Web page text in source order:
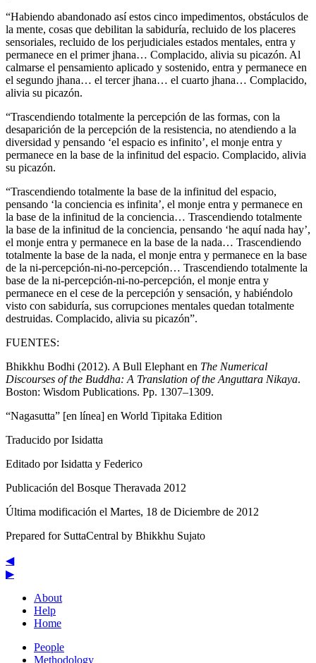
“Habiendo abandonado así estos cinco impedimentos, obstáculos de
la mente, cosas que debilitan la sabiduría, recluido de los placeres
sensoriales, recluido de los perjudiciales estados mentales, entra y
permanece en el primer jhana… Complacido, alivia su picazón. Al
calmarse el pensamiento aplicado y sostenido, entra y permanece en
el segundo jhana… el tercer jhana… el cuarto jhana… Complacido,
alivia su picazón.
“Trascendiendo totalmente la percepción de las formas, con la
desaparición de la percepción de la resistencia, no atendiendo a la
diversidad y pensando ‘el espacio es infinito’, el monje entra y
permanece en la base de la infinitud del espacio. Complacido, alivia
su picazón.
“Trascendiendo totalmente la base de la infinitud del espacio,
pensando ‘la conciencia es infinita’, el monje entra y permanece en
la base de la infinitud de la conciencia… Trascendiendo totalmente
la base de la infinitud de la conciencia, pensando ‘he aquí nada hay’,
el monje entra y permanece en la base de la nada… Trascendiendo
totalmente la base de la nada, el monje entra y permanece en la base
de la ni-percepción-ni-no-percepción… Trascendiendo totalmente la
base de la ni-percepción-ni-no-percepción, el monje entra y
permanece en el cese de la percepción y sensación, y habiéndolo
visto con sabiduría, sus corrupciones mentales quedan totalmente
destruidas. Complacido, alivia su picazón”.
FUENTES:
Bhikkhu Bodhi (2012). A Bull Elephant en The Numerical
Discourses of the Buddha: A Translation of the Anguttara Nikaya.
Boston: Wisdom Publications. Pp. 1307–1309.
“Nagasutta” [en línea] en World Tipitaka Edition
Traducido porIsidatta
Editado por Isidatta y Federico
Publicación del Bosque Theravada 2012
Última modificación el Martes, 18 de Diciembre de 2012
Prepared for SuttaCentral by Bhikkhu Sujato
◀
▶
About
Help
Home
People
Methodology